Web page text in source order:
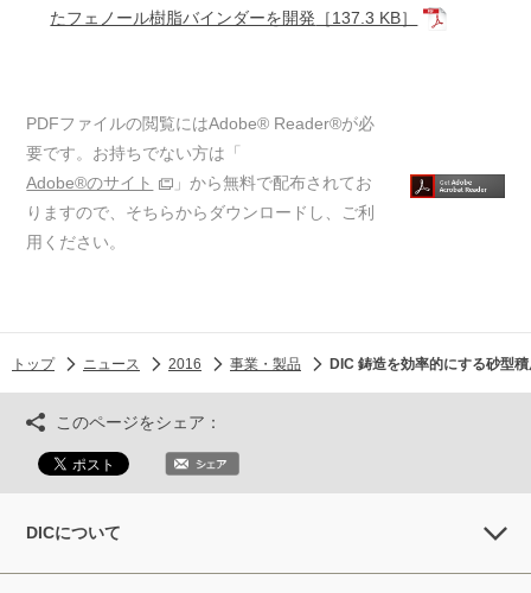
たフェノール樹脂バインダーを開発 ［137.3 KB］
PDFファイルの閲覧にはAdobe® Reader®が必
要です。お持ちでない方は「
Adobe®のサイト
」から無料で配布されてお
りますので、そちらからダウンロードし、ご利
用ください。
トップ ニュース 2016 事業・製品 DIC 鋳造を効率的にする砂型
このページをシェア：
DICについて